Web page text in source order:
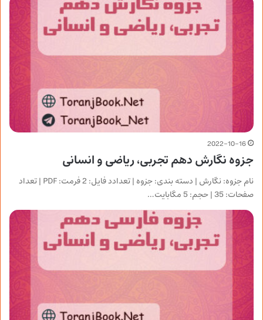
2022-10-16
جزوه نگارش دهم تجربی، ریاضی و انسانی
نام جزوه: نگارش | دسته بندی: جزوه | تعدادد فایل: 2 فرمت: PDF | تعداد
صفحات: 35 | حجم: 5 مگابایت…